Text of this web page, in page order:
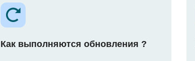
Как выполняются обновления ?